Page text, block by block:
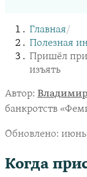
Главная/
Полезная
Пришёл
изъять
Автор:
банкротств
Обновлено: июнь
Когда